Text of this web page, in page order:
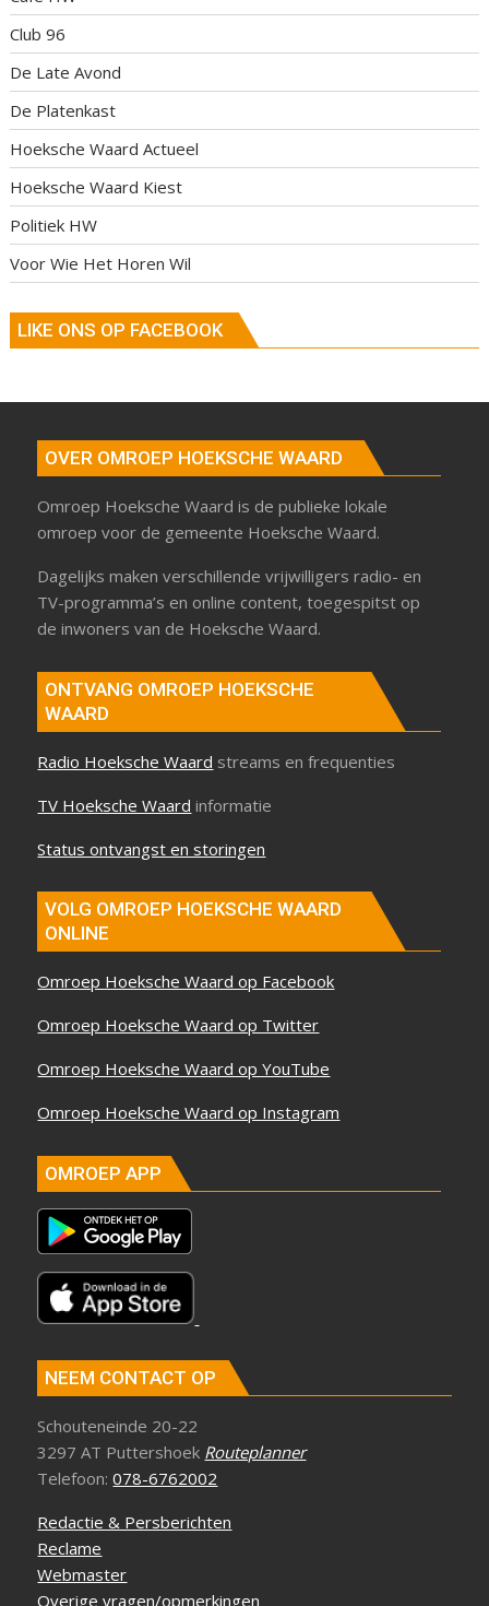
Club 96
De Late Avond
De Platenkast
Hoeksche Waard Actueel
Hoeksche Waard Kiest
Politiek HW
Voor Wie Het Horen Wil
LIKE ONS OP FACEBOOK
OVER OMROEP HOEKSCHE WAARD
Omroep Hoeksche Waard is de publieke lokale
omroep voor de gemeente Hoeksche Waard.
Dagelijks maken verschillende vrijwilligers radio- en
TV-programma’s en online content, toegespitst op
de inwoners van de Hoeksche Waard.
ONTVANG OMROEP HOEKSCHE
WAARD
Radio Hoeksche Waard streams en frequenties
TV Hoeksche Waard informatie
Status ontvangst en storingen
VOLG OMROEP HOEKSCHE WAARD
ONLINE
Omroep Hoeksche Waard op Facebook
Omroep Hoeksche Waard op Twitter
Omroep Hoeksche Waard op YouTube
Omroep Hoeksche Waard op Instagram
OMROEP APP
NEEM CONTACT OP
Schouteneinde 20-22
3297 AT Puttershoek Routeplanner
Telefoon:078-6762002
Redactie & Persberichten
Reclame
Webmaster
Overige vragen/opmerkingen